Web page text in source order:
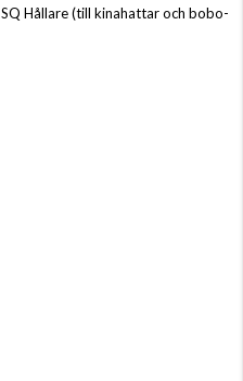
SQ Hållare (till kinahattar och bobo-